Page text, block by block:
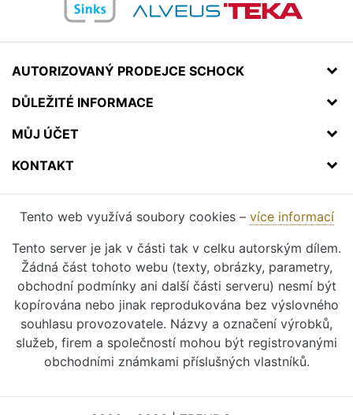
AUTORIZOVANÝ PRODEJCE SCHOCK
DŮLEŽITÉ INFORMACE
MŮJ ÚČET
KONTAKT
Tento web využívá soubory cookies – více informací
Tento server je jak v části tak v celku autorským dílem.
Žádná část tohoto webu (texty, obrázky, parametry,
obchodní podmínky ani další části serveru) nesmí být
kopírována nebo jinak reprodukována bez výslovného
souhlasu provozovatele. Názvy a označení výrobků,
služeb, firem a společností mohou být registrovanými
obchodními známkami příslušných vlastníků.